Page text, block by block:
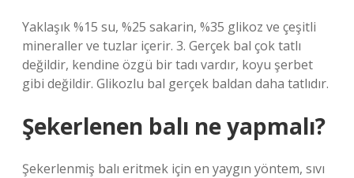
Yaklaşık %15 su, %25 sakarin, %35 glikoz ve çeşitli
mineraller ve tuzlar içerir. 3. Gerçek bal çok tatlı
değildir, kendine özgü bir tadı vardır, koyu şerbet
gibi değildir. Glikozlu bal gerçek baldan daha tatlıdır.
Şekerlenen balı ne yapmalı?
Şekerlenmiş balı eritmek için en yaygın yöntem, sıvı